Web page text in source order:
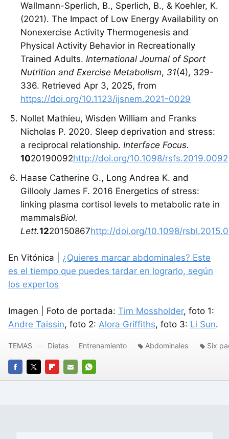
Wallmann-Sperlich, B., Sperlich, B., & Koehler, K.
(2021). The Impact of Low Energy Availability on
Nonexercise Activity Thermogenesis and
Physical Activity Behavior in Recreationally
Trained Adults. International Journal of Sport
Nutrition and Exercise Metabolism, 31(4), 329-
336. Retrieved Apr 3, 2025, from
https://doi.org/10.1123/ijsnem.2021-0029
Nollet Mathieu, Wisden William and Franks
Nicholas P. 2020. Sleep deprivation and stress:
a reciprocal relationship. Interface Focus.
1020190092http://doi.org/10.1098/rsfs.2019.0092
Haase Catherine G., Long Andrea K. and
Gillooly James F. 2016 Energetics of stress:
linking plasma cortisol levels to metabolic rate in
mammalsBiol.
Lett.1220150867http://doi.org/10.1098/
En Vitónica | ¿Quieres marcar abdominales? Este
es el tiempo que puedes tardar en lograrlo, según
los expertos
Imagen | Foto de portada: Tim Mossholder, foto 1:
Andre Taissin, foto 2: Alora Griffiths, foto 3: Li Sun.
FACEBOOK
TWITTERFLIPBOARD
E-
WHATSAPP
TEMAS Dietas Entrenamiento Abdominales Six